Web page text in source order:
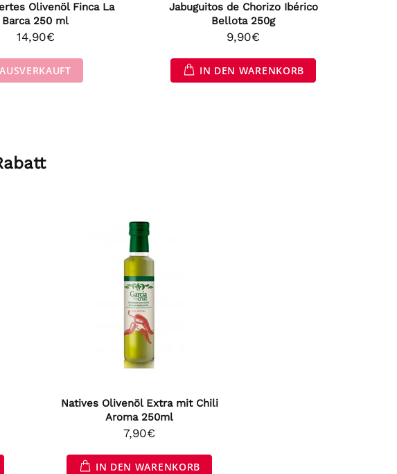
Olivenöl Finca La
Barca 250 ml
14,90€
AUSVERKAUFT
Jabuguitos de Chorizo Ibérico
Bellota 250g
9,90€
IN DEN WARENKORB
Natives Olivenöl Extra mit Chili
Aroma 250ml
7,90€
IN DEN WARENKORB
4,7 Rating 141 Bewertungen
Anonym
Verifizierter Kunde